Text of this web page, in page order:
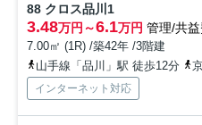
88 クロス品川1
3.48万円～6.1万円 管理/共
7.00㎡ (1R) /築42年 /3階建
山手線「品川」駅 徒歩12分
インターネット対応